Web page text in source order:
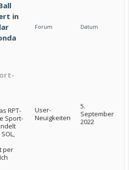
in
Forum Datum
RPT-
Sport-
per
User-
Neuigkeiten
5.
September
2022